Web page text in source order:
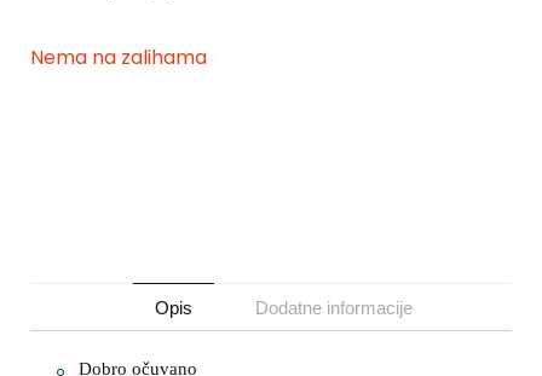
Nema na zalihama
Opis Dodatne informacije
Dobro očuvano